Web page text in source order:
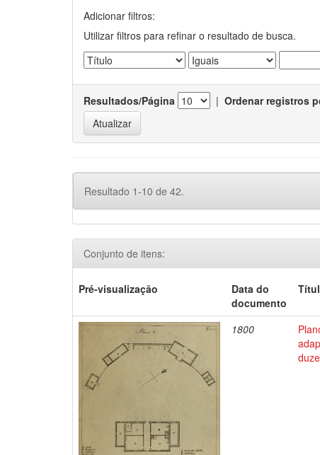
Adicionar filtros:
Utilizar filtros para refinar o resultado de busca.
Resultados/Página | Ordenar registros
Resultado 1-10 de 42.
Conjunto de itens:
Pré-visualização
Data do
documento
1800